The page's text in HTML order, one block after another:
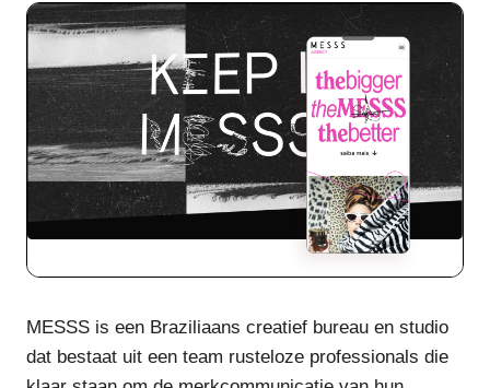
MESSS is een Braziliaans creatief bureau en studio
dat bestaat uit een team rusteloze professionals die